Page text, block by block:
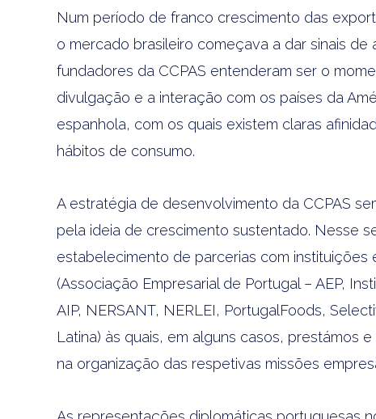
Num período de franco crescimento das
o mercado brasileiro começava a dar sinais de
fundadores da CCPAS entenderam ser o
divulgação e a interação com os países da
espanhola, com os quais existem claras
hábitos de consumo.
A estratégia de desenvolvimento da CCPAS
pela ideia de crescimento sustentado. Nesse
estabelecimento de parcerias com instituições
(Associação Empresarial de Portugal – AEP,
AIP, NERSANT, NERLEI, PortugalFoods,
Latina) às quais, em alguns casos, prestámos
na organização das respetivas missões